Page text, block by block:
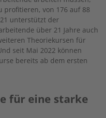
profitieren, von 176 auf 88
unterstützt der
über 21 Jahre auch
Theoriekursen für
seit Mai 2022 können
bereits ab dem ersten
für eine starke